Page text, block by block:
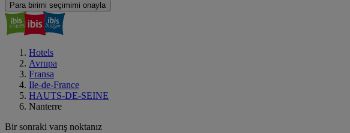
Para birimi seçimimi onayla
Hotels
Avrupa
Fransa
Ile-de-France
HAUTS-DE-SEINE
Nanterre
Bir sonraki varış noktanız